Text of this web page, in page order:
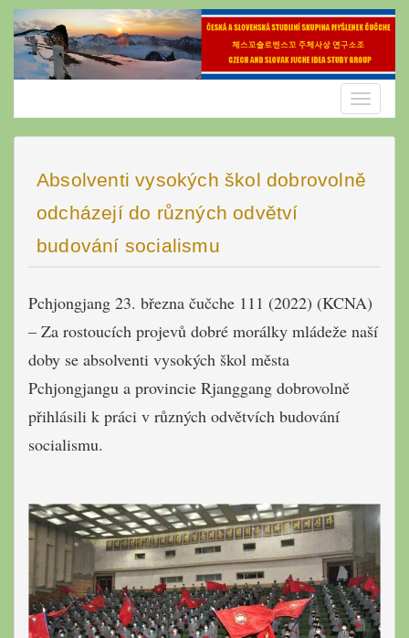
Skip
content
Toggle
Absolventi vysokých škol dobrovolně
odcházejí do různých odvětví
budování socialismu
Pchjongjang 23. března čučche 111 (2022) (KCNA)
– Za rostoucích projevů dobré morálky mládeže naší
doby se absolventi vysokých škol města
Pchjongjangu a provincie Rjanggang dobrovolně
přihlásili k práci v různých odvětvích budování
socialismu.